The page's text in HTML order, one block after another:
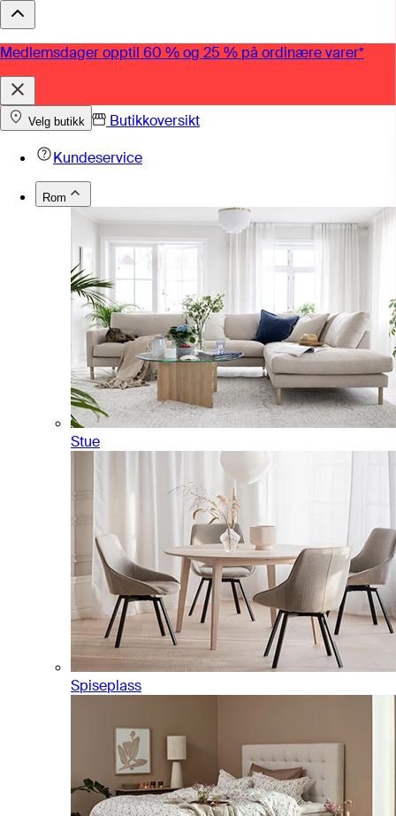
Medlemsdager opptil 60 % og 25 % på ordinære varer*
Velg butikk
Butikkoversikt
Kundeservice
Rom
Stue
Spiseplass